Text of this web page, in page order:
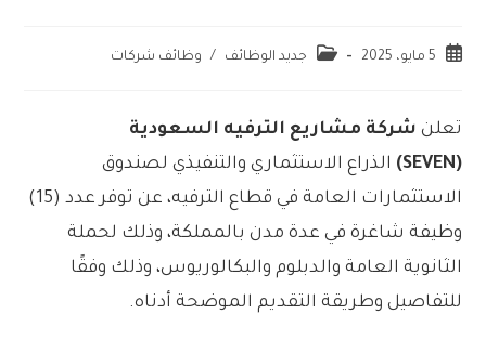
5 مايو، 2025 جديد الوظائف / وظائف شركات
تعلن شركة مشاريع الترفيه السعودية
(SEVEN)
الذراع الاستثماري والتنفيذي لصندوق
الاستثمارات العامة في قطاع الترفيه، عن توفر عدد (15)
وظيفة شاغرة في عدة مدن بالمملكة، وذلك لحملة
الثانوية العامة والدبلوم والبكالوريوس، وذلك وفقًا
للتفاصيل وطريقة التقديم الموضحة أدناه.